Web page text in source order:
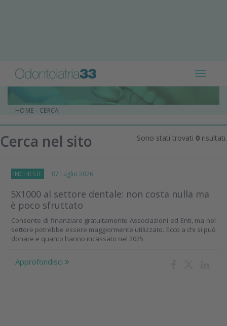
Toggle
HOME - CERCA
Cerca nel sito Sono stati trovati 0 risultati.
INCHIESTE 07 Luglio 2026
5X1000 al settore dentale: non costa nulla ma
è poco sfruttato
Consente di finanziare gratuitamente Associazioni ed Enti, ma nel
settore potrebbe essere maggiormente utilizzato. Ecco a chi si può
donare e quanto hanno incassato nel 2025
Approfondisci